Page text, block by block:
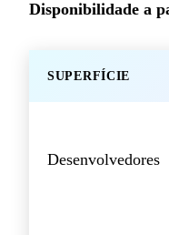
Disponibilidade a
SUPERFÍCIE
Desenvolvedores